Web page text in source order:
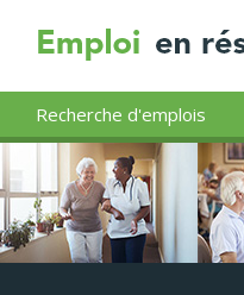
Recherche d'emplois